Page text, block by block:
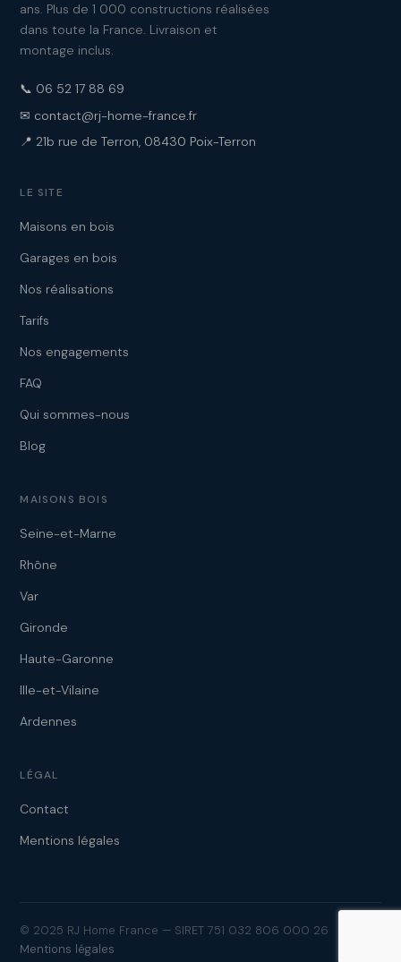
ans. Plus de 1 000 constructions réalisées
dans toute la France. Livraison et
montage inclus.
📞 06 52 17 88 69
✉ contact@rj-home-france.fr
📍 21b rue de Terron, 08430 Poix-Terron
LE SITE
Maisons en bois
Garages en bois
Nos réalisations
Tarifs
Nos engagements
FAQ
Qui sommes-nous
Blog
MAISONS BOIS
Seine-et-Marne
Rhône
Var
Gironde
Haute-Garonne
Ille-et-Vilaine
Ardennes
LÉGAL
Contact
Mentions légales
© 2025 RJ Home France — SIRET 751 032 806 000 26
Mentions légales